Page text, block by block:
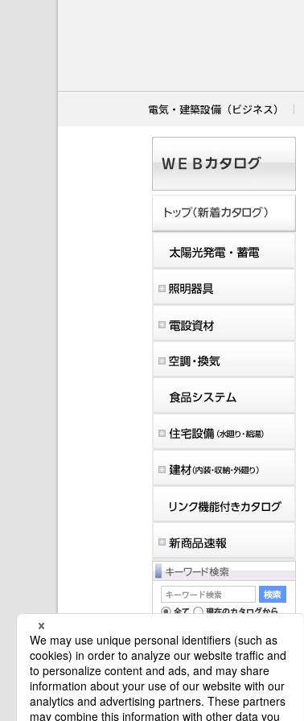
電気・建築設備（ビジネス）
マイバインダーは空です。